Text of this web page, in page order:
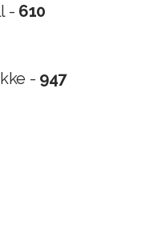
- 610
- 947